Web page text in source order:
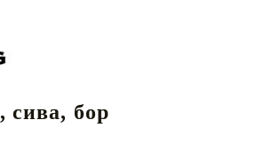
сива, бор